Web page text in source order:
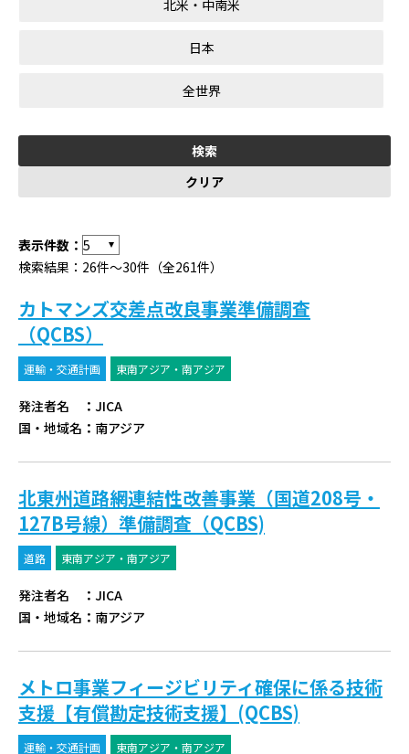
北米・中南米
日本
全世界
表示件数：
検索結果：26件～30件（全261件）
カトマンズ交差点改良事業準備調査
（QCBS）
運輸・交通計画 東南アジア・南アジア
発注者名 ： JICA
国・地域名 ： 南アジア
北東州道路網連結性改善事業（国道208号・
127B号線）準備調査（QCBS)
道路 東南アジア・南アジア
発注者名 ： JICA
国・地域名 ： 南アジア
メトロ事業フィージビリティ確保に係る技術
支援【有償勘定技術支援】(QCBS)
運輸・交通計画 東南アジア・南アジア